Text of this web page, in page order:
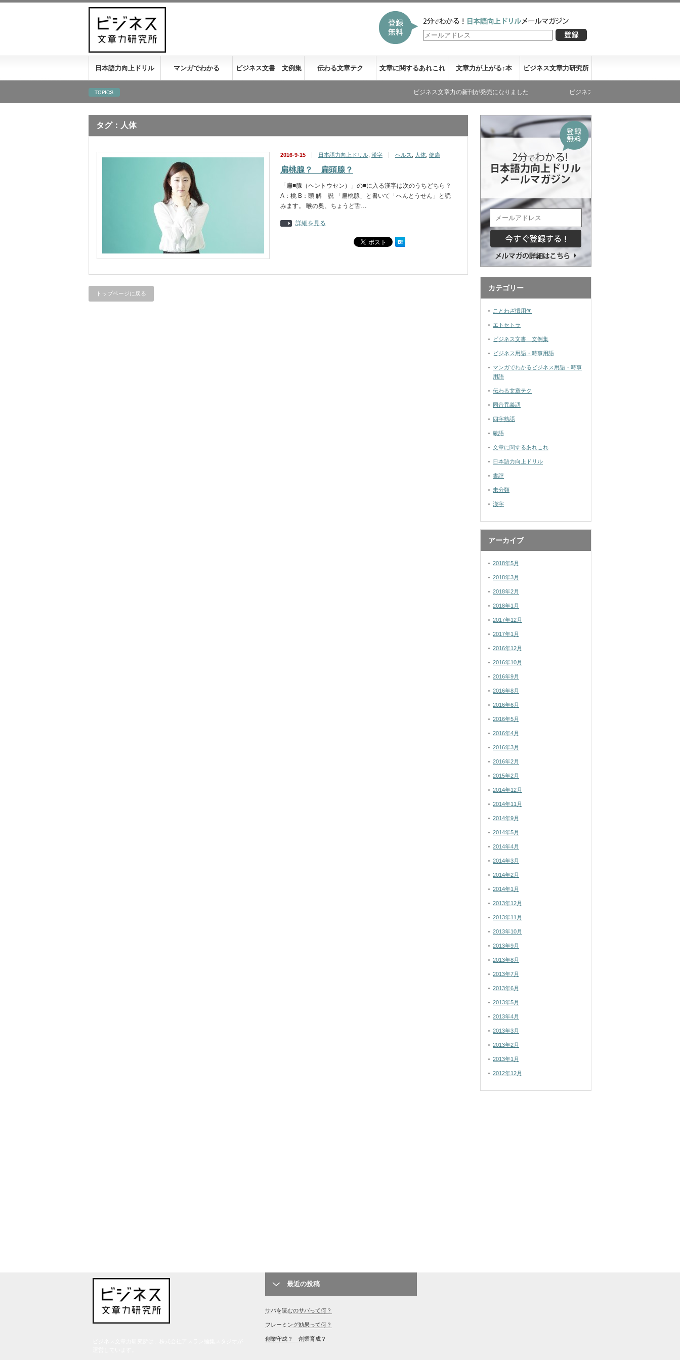
日本語力向上ドリル マンガでわかる ビジネス文書 文例集 伝わる文章テク 文章に関するあれこれ 文章力が上がる↑本 ビジネス文章力研究所
ビジネス文章力の新刊が発売になりました ビジネス文章力が書き下ろした文庫本が発売に
タグ：人体
2016-9-15 日本語力向上ドリル 漢字 ヘルス 人体 健康
扁桃腺？ 扁頭腺？
「扁■腺（ヘントウセン）」の■に入る漢字は次のうちどちら？
A：桃 B：頭 解 説 「扁桃腺」と書いて「へんとうせん」と読
みます。 喉の奥、ちょうど舌…
詳細を見る
トップページに戻る
カテゴリー
ことわざ慣用句
エトセトラ
ビジネス文書 文例集
ビジネス用語・時事用語
マンガでわかるビジネス用語・時事
用語
伝わる文章テク
同音異義語
四字熟語
敬語
文章に関するあれこれ
日本語力向上ドリル
書評
未分類
漢字
アーカイブ
2018年5月
2018年3月
2018年2月
2018年1月
2017年12月
2017年1月
2016年12月
2016年10月
2016年9月
2016年8月
2016年6月
2016年5月
2016年4月
2016年3月
2016年2月
2015年2月
2014年12月
2014年11月
2014年9月
2014年5月
2014年4月
2014年3月
2014年2月
2014年1月
2013年12月
2013年11月
2013年10月
2013年9月
2013年8月
2013年7月
2013年6月
2013年5月
2013年4月
2013年3月
2013年2月
2013年1月
2012年12月
最近の投稿
サバを読むのサバって何？
フレーミング効果って何？
創業守成？ 創業育成？